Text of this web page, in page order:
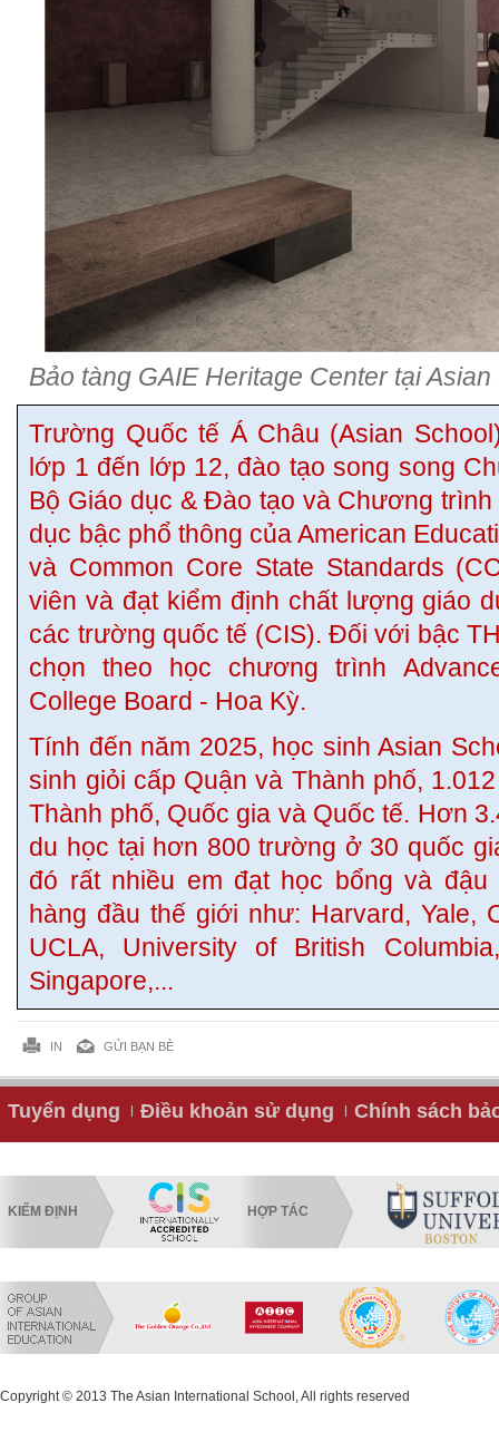
Bảo tàng GAIE Heritage Center tại
Trường Quốc tế Á Châu (Asian
lớp 1 đến lớp 12, đào tạo song song
Bộ Giáo dục & Đào tạo và Chương
dục bậc phổ thông của American
và Common Core State Standards
viên và đạt kiểm định chất lượng giáo
các trường quốc tế (CIS). Đối với bậc
chọn theo học chương trình
College Board - Hoa Kỳ.
Tính đến năm 2025, học sinh Asian
sinh giỏi cấp Quận và Thành phố,
Thành phố, Quốc gia và Quốc tế. Hơn
du học tại hơn 800 trường ở 30 quốc
đó rất nhiều em đạt học bổng và
hàng đầu thế giới như: Harvard, Yale,
UCLA, University of British
Singapore,...
IN GỬI BẠN BÈ
Tuyển dụng Điều khoản sử dụng Chính sách
KIỂM ĐỊNH HỢP TÁC
Copyright © 2013 The Asian International School, All rights reserved